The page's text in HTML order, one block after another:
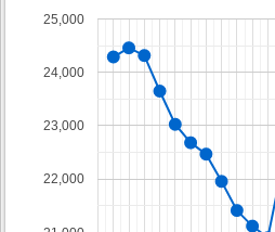
22,000
23,000
24,000
25,000